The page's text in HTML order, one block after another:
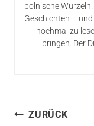
polnische
Geschichten –
nochmal zu
bringen. Der
ZURÜCK